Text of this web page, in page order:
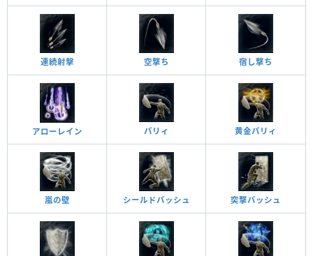
連続射擊 空撃ち 宿し撃ち
アローレイン パリィ 黄金パリィ
嵐の壁 シールドバッシュ 突撃バッシュ